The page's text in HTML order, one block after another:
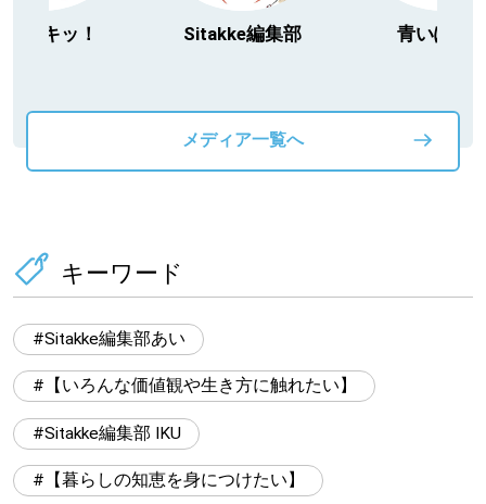
日ドキッ！ Sitakke編集部 青いぽす
メディア一覧へ
キーワード
Sitakke編集部あい
【いろんな価値観や生き方に触れたい】
Sitakke編集部 IKU
【暮らしの知恵を身につけたい】